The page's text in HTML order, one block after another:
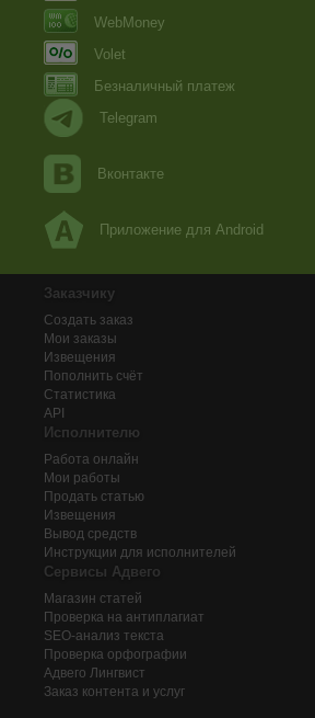
WebMoney
Volet
Безналичный платеж
Telegram
Вконтакте
Приложение для Android
Заказчику
Создать заказ
Мои заказы
Извещения
Пополнить счёт
Статистика
API
Исполнителю
Работа онлайн
Мои работы
Продать статью
Извещения
Вывод средств
Инструкции для исполнителей
Сервисы Адвего
Магазин статей
Проверка на антиплагиат
SEO-анализ текста
Проверка орфографии
Адвего Лингвист
Заказ контента и услуг